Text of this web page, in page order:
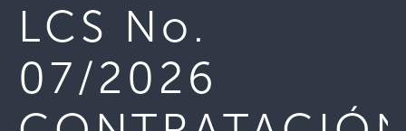
LCS No.
07/2026